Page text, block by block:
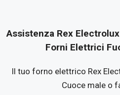
Assistenza Rex
Forni Elettrici
Il tuo forno elettrico Rex
Cuoce male o